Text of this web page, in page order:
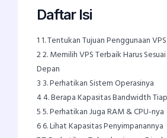
Daftar Isi
11. Tentukan Tujuan Penggunaan
22. Memilih VPS Terbaik Harus
Depan
3 3. Perhatikan Sistem Operasinya
44. Berapa Kapasitas Bandwidth
55. Perhatikan Juga RAM & CPU-nya
66. Lihat Kapasitas Penyimpanannya